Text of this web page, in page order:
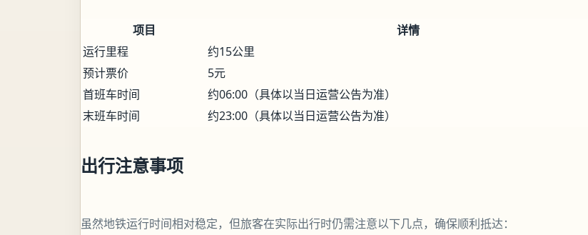
项目
详情
运行里程
约15公里
预计票价
5元
首班车时间
约06:00（具体以当日运营公告为准）
末班车时间
约23:00（具体以当日运营公告为准）
出行注意事项
虽然地铁运行时间相对稳定，但旅客在实际出行时仍需注意以下几点，确保顺利抵达：